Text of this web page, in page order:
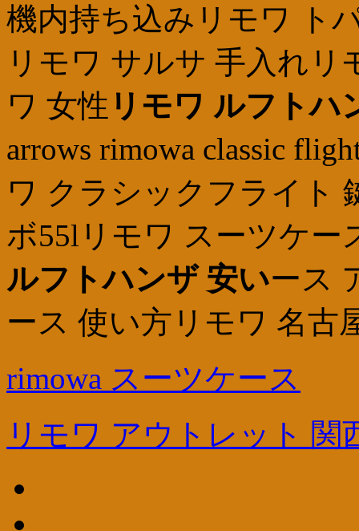
機内持ち込みリモワ ト
リモワ サルサ 手入れリ
ワ 女性 リモワ ルフトハ
arrows rimowa classic
ワ クラシックフライト
ボ55lリモワ スーツケー
ルフトハンザ 安いース
ース 使い方リモワ 名古
rimowa スーツケース
リモワ アウトレット 関